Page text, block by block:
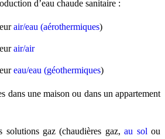
d’eau chaude sanitaire :
air/eau (aérothermiques)
air/air
eau/eau (géothermiques)
dans une maison ou dans un appartement
solutions gaz (chaudières gaz,au sol ou